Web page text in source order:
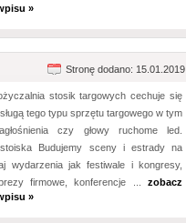
»
Stronę dodano: 15.01.2019
stosik targowych cechuje się
tego typu sprzętu targowego w tym
czy głowy ruchome led.
stoiska Budujemy sceny i estrady na
wydarzenia jak festiwale i kongresy,
firmowe, konferencje ... zobacz
»